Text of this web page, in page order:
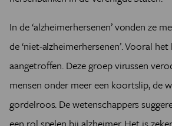
In de ‘alzheimerhersenen’ vonden ze
de ‘niet-alzheimerhersenen’. Vooral
aangetroffen. Deze groep virussen
mensen onder meer een koortslip, de
gordelroos. De wetenschappers